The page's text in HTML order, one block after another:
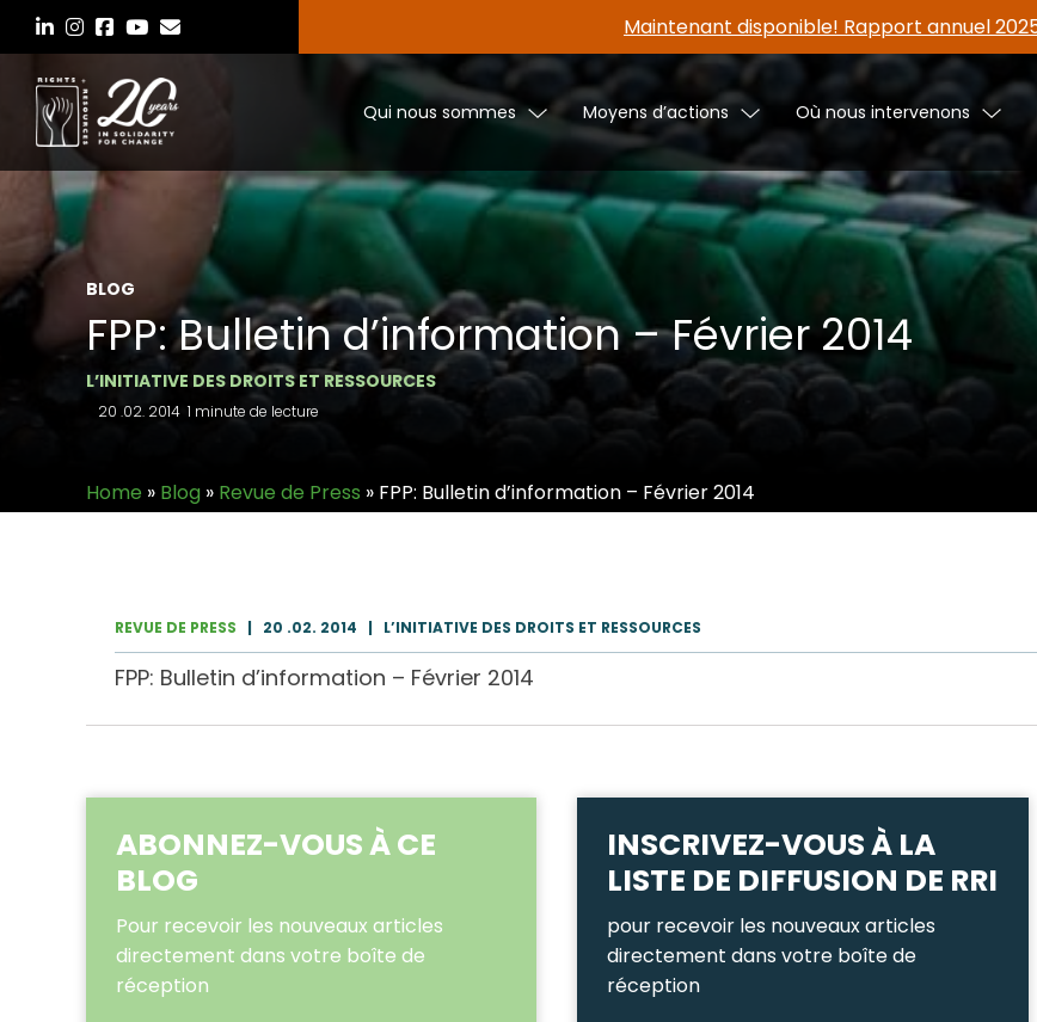
Aller
contenu
Maintenant disponible! Rapport annuel
Qui nous sommes Moyens d’actions Où nous intervenons
BLOG
FPP: Bulletin d’information – Février 2014
L’INITIATIVE DES DROITS ET RESSOURCES
20 .02. 2014 1 minute de lecture
Home » Blog » Revue de Press » FPP: Bulletin d’information – Février 2014
REVUE DE PRESS | 20 .02. 2014 | L’INITIATIVE DES DROITS ET RESSOURCES
FPP: Bulletin d’information – Février 2014
ABONNEZ-VOUS À CE
BLOG
Pour recevoir les nouveaux articles
directement dans votre boîte de
réception
INSCRIVEZ-VOUS À LA
LISTE DE DIFFUSION DE RRI
pour recevoir les nouveaux articles
directement dans votre boîte de
réception